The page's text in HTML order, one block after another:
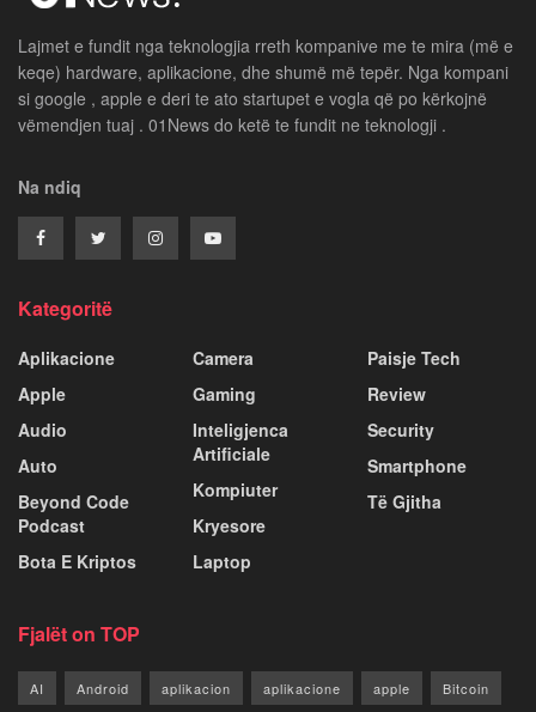
Lajmet e fundit nga teknologjia rreth kompanive me te mira (më e
keqe) hardware, aplikacione, dhe shumë më tepër. Nga kompani
si google , apple e deri te ato startupet e vogla që po kërkojnë
vëmendjen tuaj . 01News do ketë te fundit ne teknologji .
Na ndiq
Kategoritë
Aplikacione
Apple
Audio
Auto
Beyond Code
Podcast
Bota E Kriptos
Camera
Gaming
Inteligjenca
Artificiale
Kompiuter
Kryesore
Laptop
Paisje Tech
Review
Security
Smartphone
Të Gjitha
Fjalët on TOP
AI Android aplikacion aplikacione apple Bitcoin